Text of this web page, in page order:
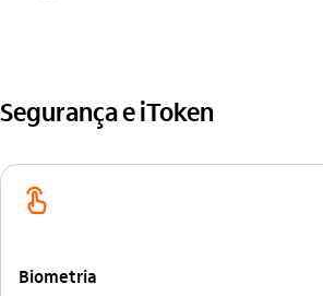
Segurança e iToken
biometria_outline
Biometria